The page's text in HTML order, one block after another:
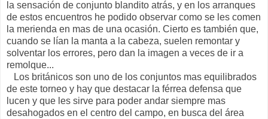
la sensación de conjunto blandito atrás, y en los arranques
de estos encuentros he podido observar como se les comen
la merienda en mas de una ocasión. Cierto es también que,
cuando se lían la manta a la cabeza, suelen remontar y
solventar los errores, pero dan la imagen a veces de ir a
remolque...
Los británicos son uno de los conjuntos mas equilibrados
de este torneo y hay que destacar la férrea defensa que
lucen y que les sirve para poder andar siempre mas
desahogados en el centro del campo, en busca del área